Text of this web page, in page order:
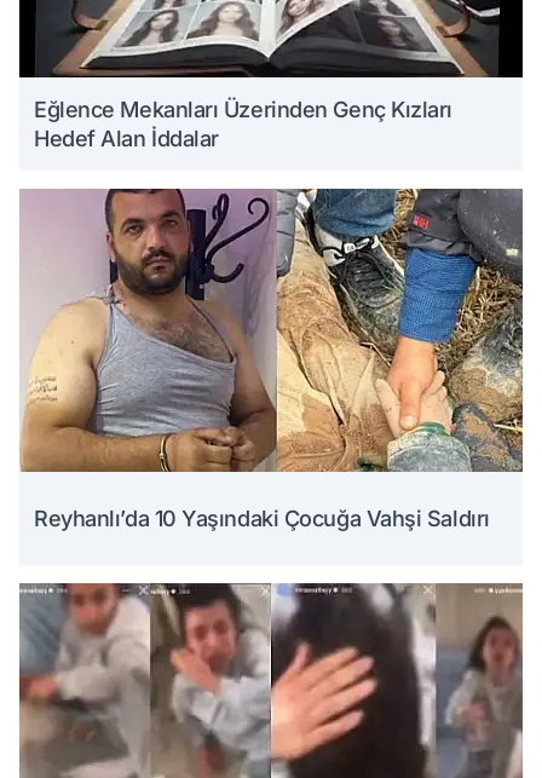
Eğlence Mekanları Üzerinden Genç Kızları
Hedef Alan İddalar
Reyhanlı’da 10 Yaşındaki Çocuğa Vahşi Saldırı